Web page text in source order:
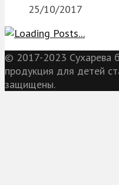
25/10/2017
© 2017-2023 Сухарева
продукция для детей
защищены.